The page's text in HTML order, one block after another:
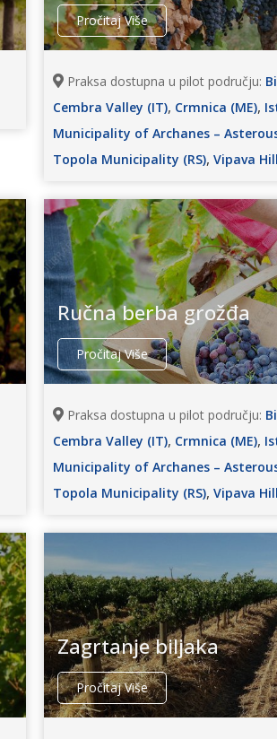
Pročitaj Više
Praksa dostupna u pilot području:
Cembra Valley (IT), Crmnica (ME),
Municipality of Archanes –
Topola Municipality (RS), Vipava
Ručna berba grožđa
Pročitaj Više
Praksa dostupna u pilot području:
Cembra Valley (IT), Crmnica (ME),
Municipality of Archanes –
Topola Municipality (RS), Vipava
Zagrtanje biljaka
Pročitaj Više